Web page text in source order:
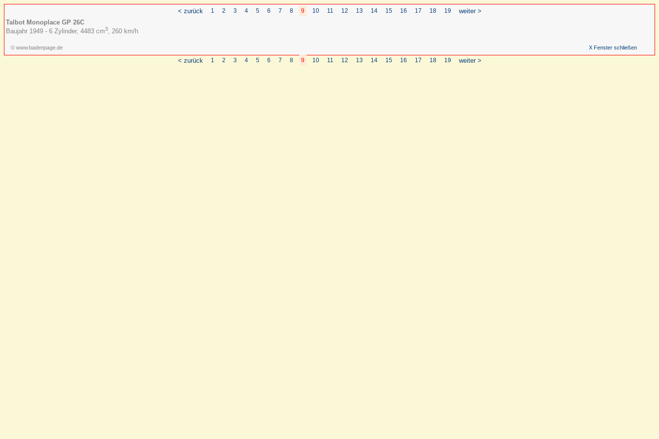
< zurück 1 2 3 4 5 6 7 8 9 10 11 12 13 14 15 16 17 18 19
weiter >
Talbot Monoplace GP 26C
Baujahr 1949 - 6 Zylinder, 4483 cm3, 260 km/h
© www.badenpage.de X Fenster schließen
< zurück 1 2 3 4 5 6 7 8 9 10 11 12 13 14 15 16 17 18 19 weiter >